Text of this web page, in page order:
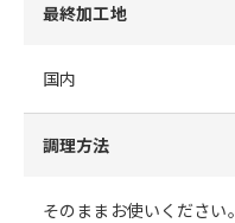
最終加工地
国内
調理方法
そのままお使いください。